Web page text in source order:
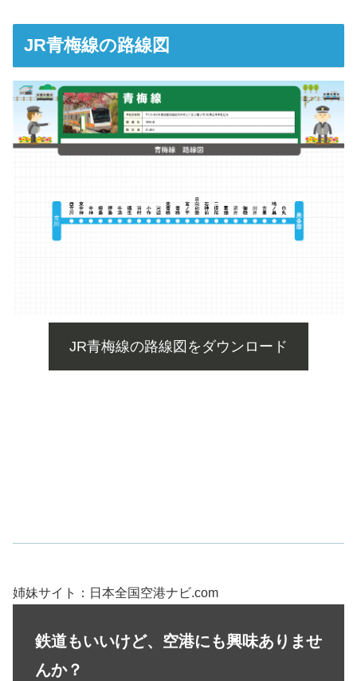
JR青梅線の路線図
JR青梅線の路線図をダウンロード
姉妹サイト：日本全国空港ナビ.com
鉄道もいいけど、空港にも興味ありませ
んか？